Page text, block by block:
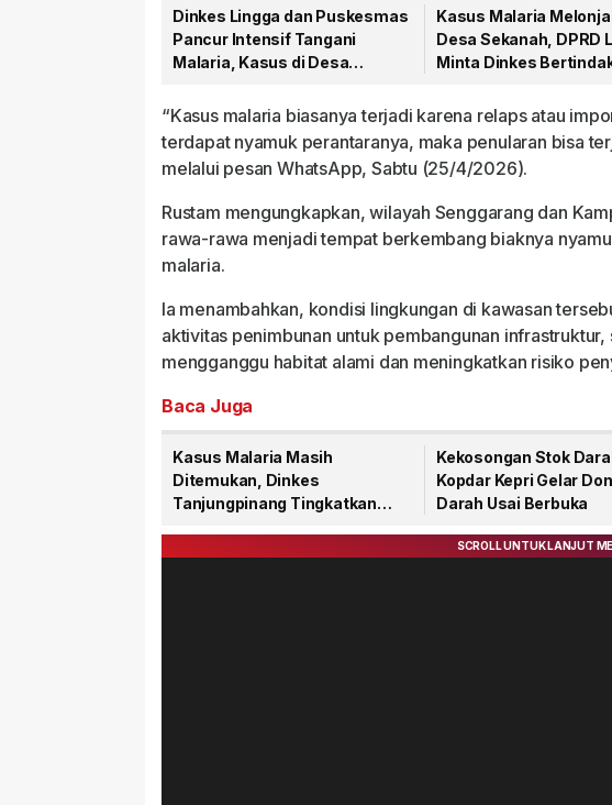
Dinkes Lingga dan Puskesmas
Pancur Intensif Tangani
Malaria, Kasus di Desa
Kasus Malaria
Desa Sekanah, DPRD
Minta Dinkes
“Kasus malaria biasanya terjadi karena relaps atau
terdapat nyamuk perantaranya, maka penularan bisa
melalui pesan WhatsApp, Sabtu (25/4/2026).
Rustam mengungkapkan, wilayah Senggarang dan
rawa-rawa menjadi tempat berkembang biaknya
malaria.
Ia menambahkan, kondisi lingkungan di kawasan
aktivitas penimbunan untuk pembangunan
mengganggu habitat alami dan meningkatkan risiko
Baca Juga
Kasus Malaria Masih
Ditemukan, Dinkes
Tanjungpinang Tingkatkan
Kekosongan Stok
Kopdar Kepri Gelar
Darah Usai Berbuka